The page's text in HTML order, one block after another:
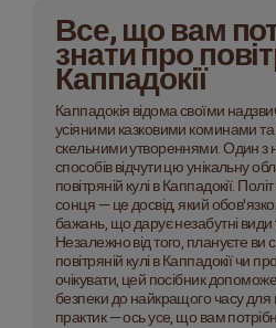
Все, що вам
знати про
Каппадокії
Каппадокія відома своїми
усіяними казковими коминами
скельними утвореннями. Один з
способів відчути цю унікальну
повітряній кулі в Каппадокії.
сонця — це досвід, який
бажань, що дарує незабутні види
Незалежно від того, плануєте ви
повітряній кулі в Каппадокії чи
очікувати, цей посібник
безпеки до найкращого часу для
практик — ось усе, що вам